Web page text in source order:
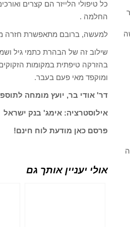
כל טיפולי הלייזר הם קצרים
החלמה .
למעשה, ברובם מתאפשרת חזרה
שילוב זה של הבהרת כתמי גיל
בהזרקה טיפתית במקומות
ומוקפד מאי פעם בעבר.
דר' אודי בר, יועץ מומחה
אילוסטרציה: אימג' בנק ישראל
פרסם כאן מודעת לוח חינם!
אולי יעניין אותך גם